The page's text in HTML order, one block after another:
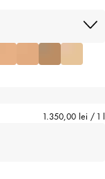
1.350,00 lei / 1 l